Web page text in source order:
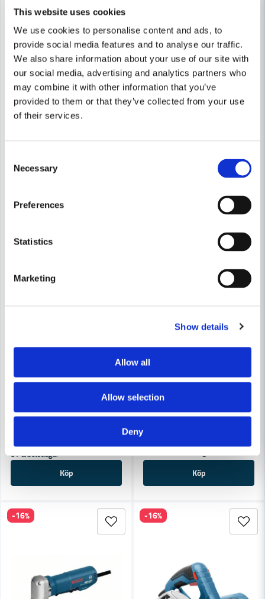
This website uses cookies
We use cookies to personalise content and ads, to
provide social media features and to analyse our traffic.
We also share information about your use of our site with
our social media, advertising and analytics partners who
may combine it with other information that you’ve
provided to them or that they’ve collected from your use
of their services.
Selection
Necessary
Preferences
Statistics
Marketing
Show details
Allow all
Allow selection
Deny
BOSCH PROFESSIONAL
3-7 arbetsdagar
Köp
Bosch FSN 800 RA 32
Köp
-16% -16%